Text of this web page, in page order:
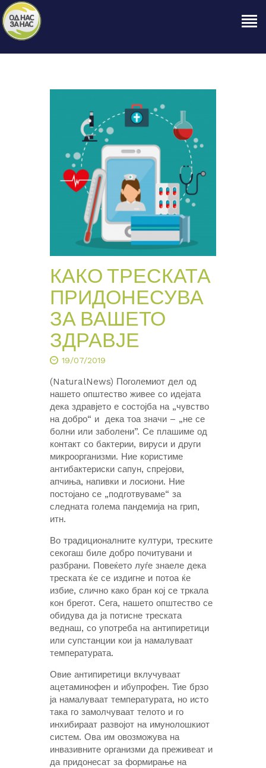
НАШЕ ПРАВО
ОБЈАВИ
ПРОЕКТИ
КОНТАКТ
КАКО ТРЕСКАТА
ПРИДОНЕСУВА
ЗА ВАШЕТО
ЗДРАВЈЕ
19/07/2019
(NaturalNews) Поголемиот дел од
нашето општество живее со идејата
дека здравјето е состојба на „чувство
на добро“ и дека тоа значи – „не се
болни или заболени”. Се плашиме од
контакт со бактерии, вируси и други
микроорганизми. Ние користиме
антибактериски сапун, спрејови,
апчиња, напивки и лосиони. Ние
постојано се „подготвуваме“ за
следната голема пандемија на грип,
итн.
Во традиционалните култури, треските
секогаш биле добро почитувани и
разбрани. Повеќето луѓе знаеле дека
треската ќе се издигне и потоа ќе
избие, слично како бран кој се тркала
кон брегот. Сега, нашето општество се
обидува да ја потисне треската
веднаш, со употреба на антипиретици
или супстанции кои ја намалуваат
температурата.
Овие антипиретици вклучуваат
ацетаминофен и ибупрофен. Тие брзо
ја намалуваат температурата, но исто
така го замолчуваат телото и го
инхибираат развојот на имунолошкиот
систем. Ова им овозможува на
инвазивните организми да преживеат и
да придонесат за формирање на